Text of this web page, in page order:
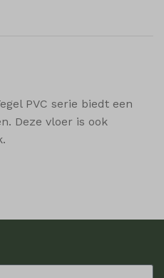
PVC serie biedt een
Deze vloer is ook